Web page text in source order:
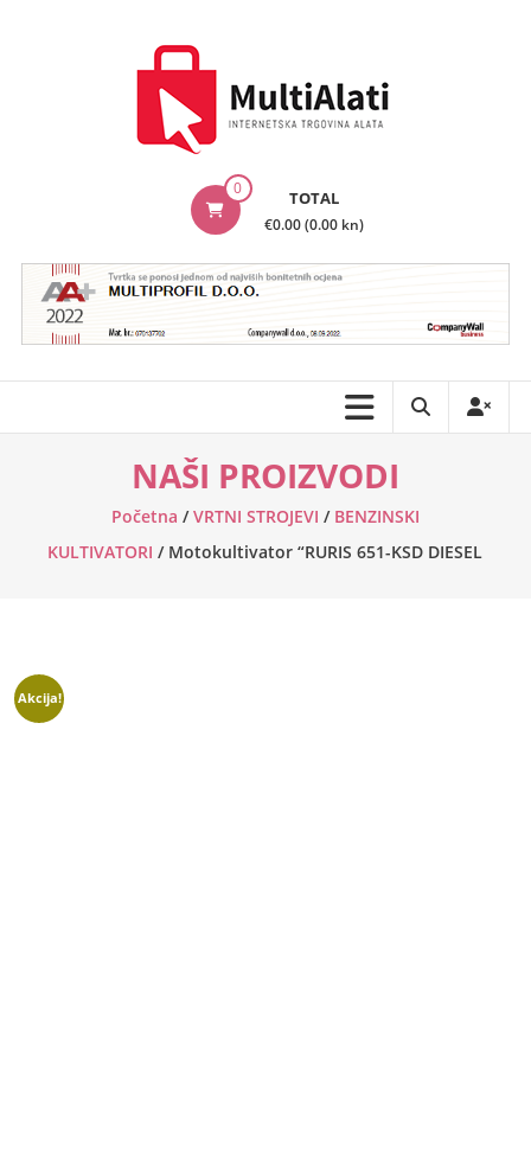
Internetska
trgovina
alata
0 TOTAL
€0.00 (0.00 kn)
NAŠI PROIZVODI
Početna /VRTNI STROJEVI / BENZINSKI
KULTIVATORI / Motokultivator “RURIS 651-KSD DIESEL
Akcija!